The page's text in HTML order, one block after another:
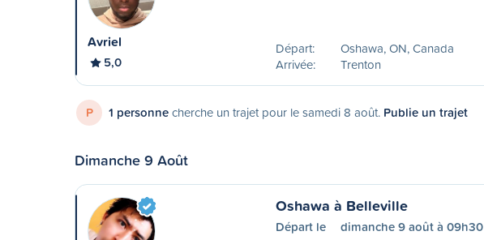
Avriel
5,0
Départ:
Oshawa, ON, Canada
Arrivée:
Trenton
P 1 personnecherche un trajet pour le samedi 8 août. Publie un trajet
Dimanche 9 Août
Oshawa à Belleville
Départ le dimanche 9 août à 09h30